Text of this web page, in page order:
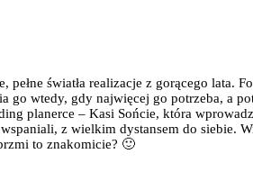
światła realizacje z gorącego
go wtedy, gdy najwięcej go potrzeba, a
planerce – Kasi Sońcie, która
z wielkim dystansem do
to znakomicie? 🙂